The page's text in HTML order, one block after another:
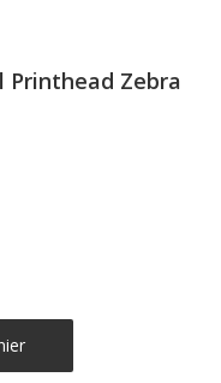
Printhead Zebra